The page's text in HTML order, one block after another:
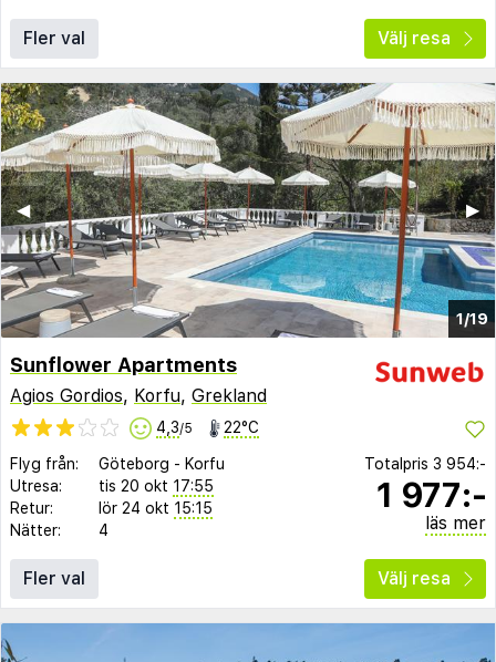
Fler val Välj resa
1/19
▶︎
◀︎
Sunflower Apartments
Agios Gordios, Korfu, Grekland
4,3/5 22°C
Flyg från: Göteborg - Korfu
Utresa:
tis 20 okt 17:55
Retur:
lör 24 okt 15:15
Nätter:
4
Totalpris 3 954:-
1 977:-
läs mer
Fler val Välj resa